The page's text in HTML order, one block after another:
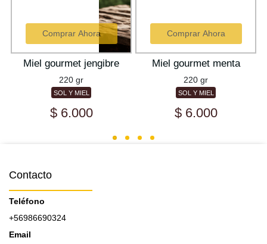
Comprar Ahora
Miel gourmet jengibre
220 gr
SOL Y MIEL
$ 6.000
Comprar Ahora
Miel gourmet menta
220 gr
SOL Y MIEL
$ 6.000
Contacto
Teléfono
+56986690324
Email